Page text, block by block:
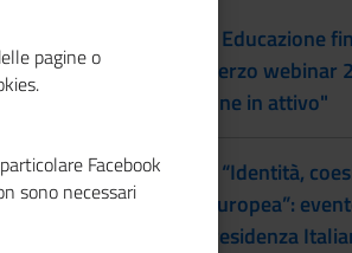
22/09/2026 - Educazione
al femminile: terzo webinar
progetto "Donne in attivo"
28/07/2026 - “Identità,
integrazione europea”:
lancio della Presidenza
pagine o
Facebook
sono necessari